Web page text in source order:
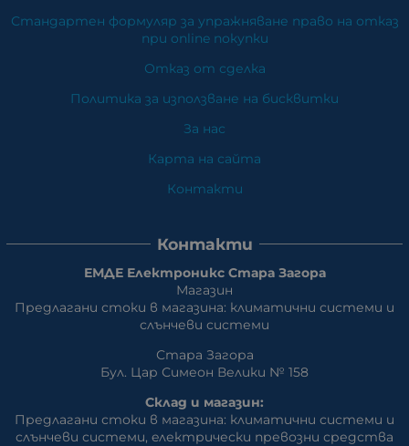
Стандартен формуляр за упражняване право на отказ
при online покупки
Отказ от сделка
Политика за използване на бисквитки
За нас
Карта на сайта
Контакти
Контакти
ЕМДЕ Електроникс Стара Загора
Магазин
Предлагани стоки в магазина: климатични системи и
слънчеви системи
Стара Загора
Бул. Цар Симеон Велики № 158
Склад и магазин:
Предлагани стоки в магазина: климатични системи и
слънчеви системи, eлектрически превозни средства